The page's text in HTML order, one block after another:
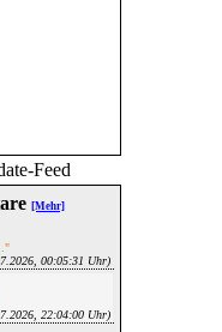
[Mehr]
00:05:31 Uhr)
22:04:00 Uhr)